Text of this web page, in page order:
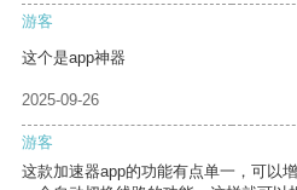
游客
这个是app神器
2025-09-26
游客
这款加速器app的功能有点单一，可以